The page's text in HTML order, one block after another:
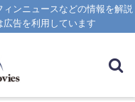
ンニュースなどの情報を解説
告を利用しています